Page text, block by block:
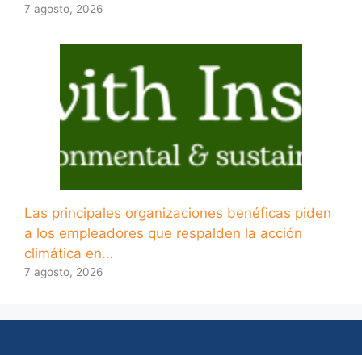
7 agosto, 2026
Las principales organizaciones benéficas piden
a los empleadores que respalden la acción
climática en…
7 agosto, 2026